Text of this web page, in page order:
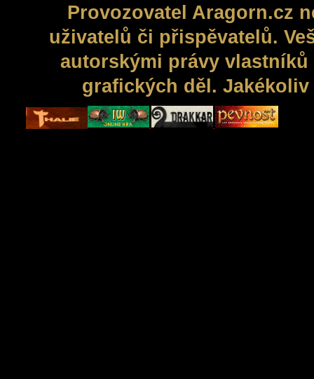
Provozovatel Aragorn.cz
uživatelů či přispěvatelů.
autorskými právy
grafických děl.